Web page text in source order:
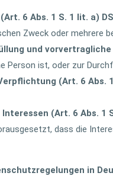
6 Abs. 1 S. 1 lit. a)
Zweck oder mehrere
und vorvertragliche
Person ist, oder zur
(Art. 6 Abs.
(Art. 6 Abs. 1
dass die
in